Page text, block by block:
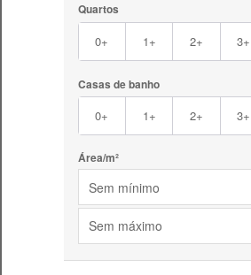
Quartos
0+ 1+ 2+ 3+
Casas de banho
0+ 1+ 2+ 3+
Área/m²
Sem mínimo
Sem máximo